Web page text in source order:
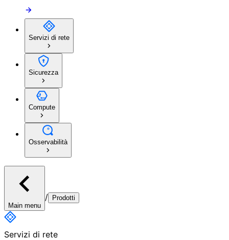
Servizi di rete
Sicurezza
Compute
Osservabilità
Main menu
/ Prodotti
Servizi di rete